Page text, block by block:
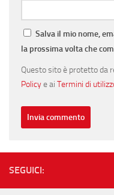
Salva il mio nome,
la prossima volta che
Questo sito è protetto da
Policye ai Termini di
SEGUICI: